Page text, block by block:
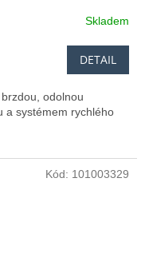
Skladem
DETAIL
odolnou
a systémem rychlého
Kód: 101003329